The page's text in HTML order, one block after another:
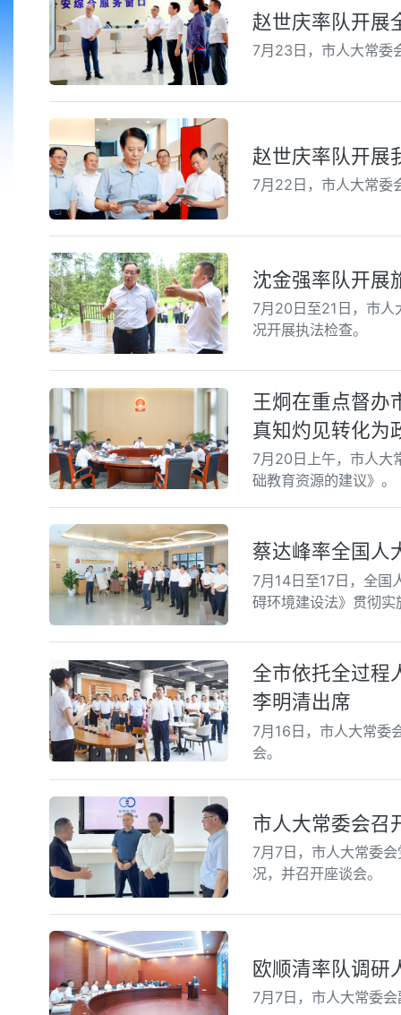
赵世庆率队开展
7月23日，市人大常委
赵世庆率队开展
7月22日，市人大常委
沈金强率队开展
7月20日至21日，市人
况开展执法检查。
王炯在重点督办
真知灼见转化为
7月20日上午，市人大
础教育资源的建议》。
蔡达峰率全国人
7月14日至17日，全国
碍环境建设法》贯彻
全市依托全过程
李明清出席
7月16日，市人大常委
会。
市人大常委会召
7月7日，市人大常委
况，并召开座谈会。
欧顺清率队调研
7月7日，市人大常委